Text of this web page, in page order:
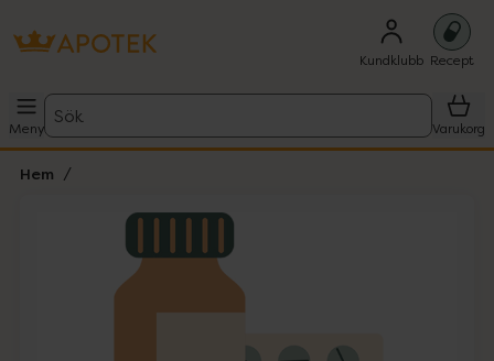
Kundklubb Recept
Meny
Sök
Varukorg
Hem
Lista: . Innehåller 1 objekt.